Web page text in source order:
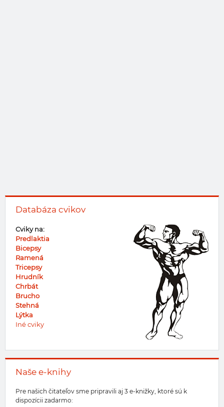
Databáza cvikov
Cviky na:
Predlaktia
Bicepsy
Ramená
Tricepsy
Hrudník
Chrbát
Brucho
Stehná
Lýtka
Iné cviky
Naše e-knihy
Pre našich čitateľov sme pripravili aj 3 e-knižky, ktoré sú k
dispozícii zadarmo: